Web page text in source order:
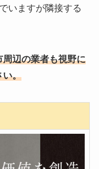
いますが隣接する
辺の業者も視野に
い。